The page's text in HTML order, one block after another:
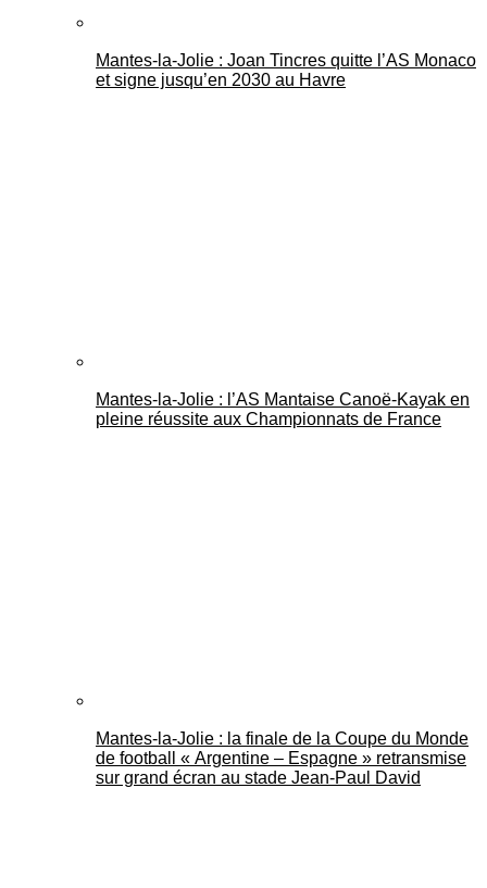
Mantes-la-Jolie : Joan Tincres quitte l’AS Monaco
et signe jusqu’en 2030 au Havre
Mantes-la-Jolie : l’AS Mantaise Canoë‑Kayak en
pleine réussite aux Championnats de France
Mantes-la-Jolie : la finale de la Coupe du Monde
de football « Argentine – Espagne » retransmise
sur grand écran au stade Jean-Paul David